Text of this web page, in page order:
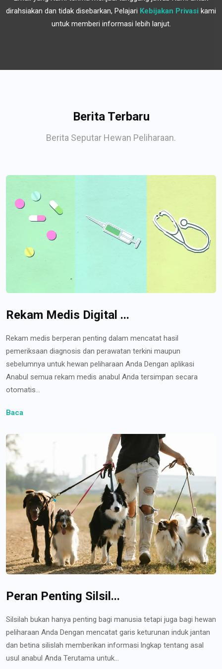
dirahsiakan dan tidak disebarkan, Pelajari Kebijakan Privasi kami
untuk memberi informasi lebih lanjut.
Berita Terbaru
Berita Seputar Hewan Peliharaan.
Rekam Medis Digital ...
Rekam medis berperan penting dalam mencatat hasil
pemeriksaan diagnosis dan perawatan terkini maupun
sebelumnya untuk hewan peliharaan Anda Dengan aplikasi
Anabul semua rekam medis anabul Anda tersimpan secara
otomatis...
Baca
Peran Penting Silsil...
Silsilah bukan hanya penting bagi manusia tetapi juga bagi hewan
peliharaan Anda Dengan mencatat garis keturunan induk jantan
dan betina silislah memberikan informasi lngkap tentang asal
usul anabul Anda Terutama untuk...